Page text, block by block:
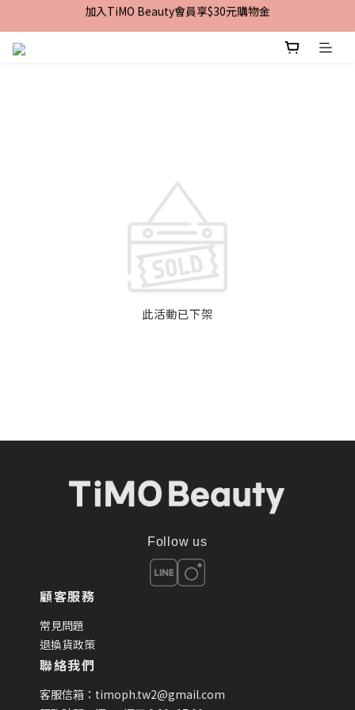
加入TiMO Beauty會員享$30元購物金
加入TiMO Beauty會員享$30元購物金
宅配｜台灣本島滿$2,499免運 | 台灣離島滿$2,999免運
此活動已下架
Follow us
顧客服務
常見問題
退換貨政策
聯絡我們
客服信箱：timoph.tw2@gmail.com